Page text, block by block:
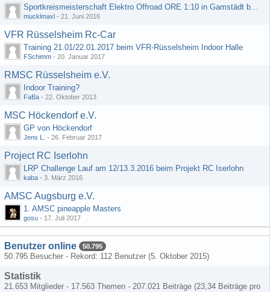
Sportkreismeisterschaft Elektro Offroad ORE 1:10 in Gamstädt bei Erfurt, Outdoor mit Indoor Ausweichmöglichkeit!!!
mucklmaxl - 21. Juni 2016
VFR Rüsselsheim Rc-Car
Training 21.01/22.01.2017 beim VFR-Rüsselsheim Indoor Halle
FSchimm - 20. Januar 2017
RMSC Rüsselsheim e.V.
Indoor Training?
FaBa - 22. Oktober 2013
MSC Höckendorf e.V.
GP von Höckendorf
Jens L. - 26. Februar 2017
Project RC Iserlohn
LRP Challenge Lauf am 12/13.3.2016 beim Projekt RC Iserlohn
kaba - 3. März 2016
AMSC Augsburg e.V.
1. AMSC pineapple Masters
gosu - 17. Juli 2017
Benutzer online 50.795
50.795 Besucher - Rekord: 112 Benutzer (5. Oktober 2015)
Statistik
21.653 Mitglieder - 17.563 Themen - 207.021 Beiträge (23,34 Beiträge pro